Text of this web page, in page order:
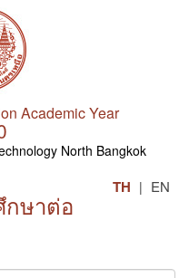
Academic Year
North Bangkok
TH | EN
กษาต่อ